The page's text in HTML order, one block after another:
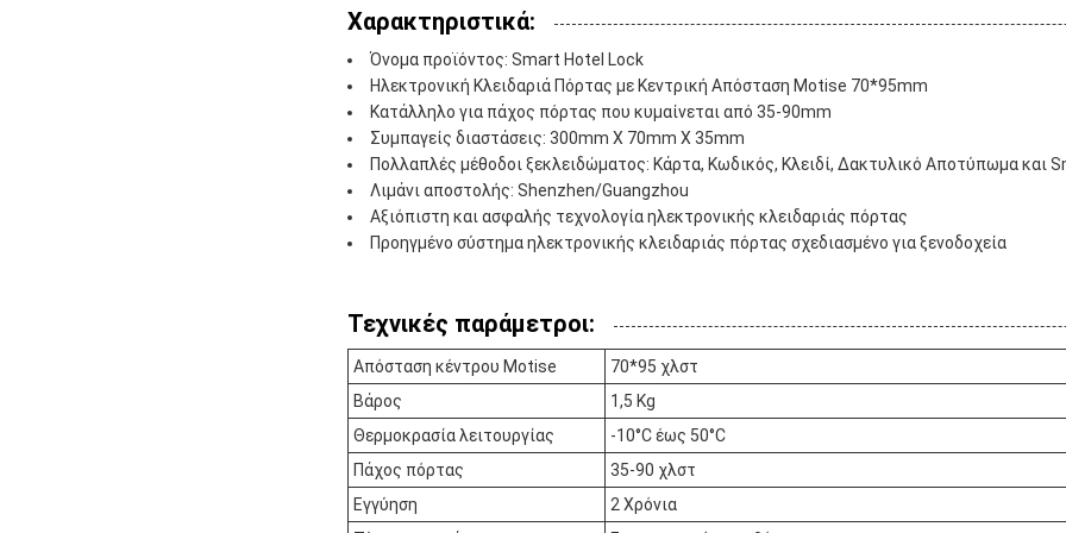
Χαρακτηριστικά:
Όνομα προϊόντος: Smart Hotel Lock
Ηλεκτρονική Κλειδαριά Πόρτας με Κεντρική Απόσταση Motise 70*95mm
Κατάλληλο για πάχος πόρτας που κυμαίνεται από 35-90mm
Συμπαγείς διαστάσεις: 300mm X 70mm X 35mm
Πολλαπλές μέθοδοι ξεκλειδώματος: Κάρτα, Κωδικός, Κλειδί, Δακτυλικό Αποτύπωμα και
Λιμάνι αποστολής: Shenzhen/Guangzhou
Αξιόπιστη και ασφαλής τεχνολογία ηλεκτρονικής κλειδαριάς πόρτας
Προηγμένο σύστημα ηλεκτρονικής κλειδαριάς πόρτας σχεδιασμένο για ξενοδοχεία
Τεχνικές παράμετροι:
Απόσταση κέντρου Motise
70*95 χλστ
Βάρος
1,5 Kg
Θερμοκρασία λειτουργίας
-10°C έως 50°C
Πάχος πόρτας
35-90 χλστ
Εγγύηση
2 Χρόνια